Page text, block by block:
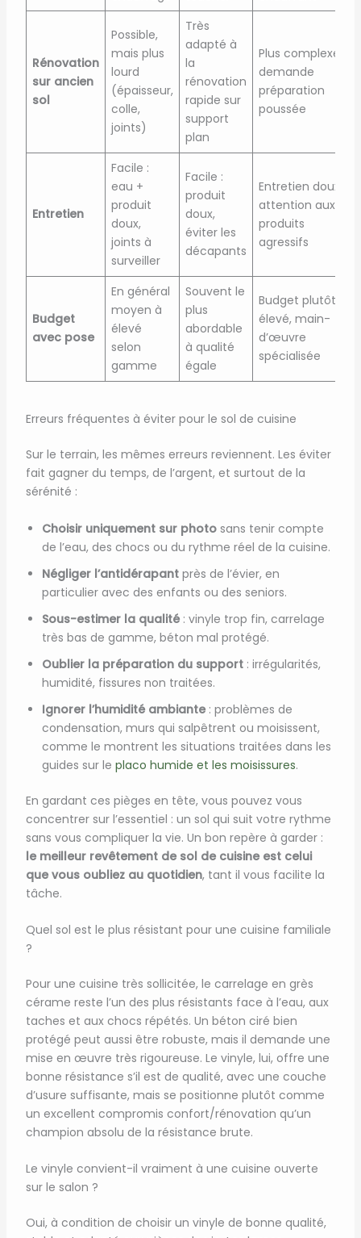
Rénovation
sur ancien
sol
Possible,
mais plus
lourd
(épaisseur,
colle,
joints)
Très
adapté à
la
rénovation
rapide sur
support
plan
Plus complexe,
demande
préparation
poussée
Entretien
Facile :
eau +
produit
doux,
joints à
surveiller
Facile :
produit
doux,
éviter les
décapants
Entretien doux,
attention aux
produits
agressifs
Budget
avec pose
En général
moyen à
élevé
selon
gamme
Souvent le
plus
abordable
à qualité
égale
Budget plutôt
élevé, main-
d’œuvre
spécialisée
Erreurs fréquentes à éviter pour le sol de cuisine
Sur le terrain, les mêmes erreurs reviennent. Les éviter
fait gagner du temps, de l’argent, et surtout de la
sérénité :
Choisir uniquement sur photosans tenir compte
de l’eau, des chocs ou du rythme réel de la cuisine.
Négliger l’antidérapantprès de l’évier, en
particulier avec des enfants ou des seniors.
Sous-estimer la qualité: vinyle trop fin, carrelage
très bas de gamme, béton mal protégé.
Oublier la préparation du support: irrégularités,
humidité, fissures non traitées.
Ignorer l’humidité ambiante: problèmes de
condensation, murs qui salpêtrent ou moisissent,
comme le montrent les situations traitées dans les
guides sur le placo humide et les moisissures.
En gardant ces pièges en tête, vous pouvez vous
concentrer sur l’essentiel : un sol qui suit votre rythme
sans vous compliquer la vie. Un bon repère à garder :
le meilleur revêtement de sol de cuisine est celui
que vous oubliez au quotidien, tant il vous facilite la
tâche.
Quel sol est le plus résistant pour une cuisine familiale
?
Pour une cuisine très sollicitée, le carrelage en grès
cérame reste l’un des plus résistants face à l’eau, aux
taches et aux chocs répétés. Un béton ciré bien
protégé peut aussi être robuste, mais il demande une
mise en œuvre très rigoureuse. Le vinyle, lui, offre une
bonne résistance s’il est de qualité, avec une couche
d’usure suffisante, mais se positionne plutôt comme
un excellent compromis confort/rénovation qu’un
champion absolu de la résistance brute.
Le vinyle convient-il vraiment à une cuisine ouverte
sur le salon ?
Oui, à condition de choisir un vinyle de bonne qualité,